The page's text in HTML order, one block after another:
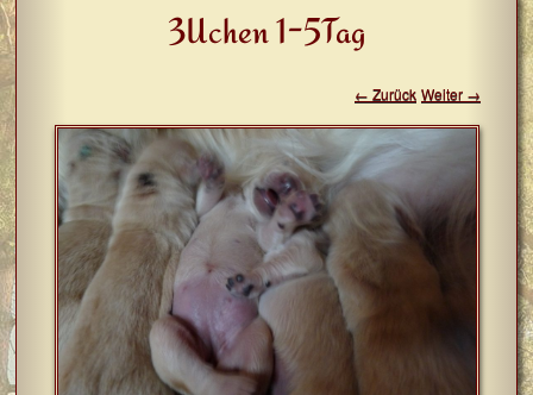
3Uchen 1-5Tag
← Zurück Weiter →